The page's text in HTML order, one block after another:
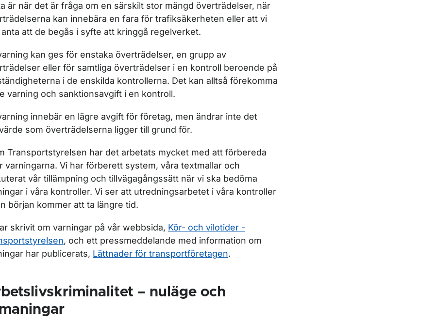
är när det är fråga om en särskilt stor mängd överträdelser, när
kan innebära en fara för trafiksäkerheten eller att vi
anta att de begås i syfte att kringgå regelverket.
kan ges för enstaka överträdelser, en grupp av
eller för samtliga överträdelser i en kontroll beroende på
i de enskilda kontrollerna. Det kan alltså förekomma
varning och sanktionsavgift i en kontroll.
innebär en lägre avgift för företag, men ändrar inte det
som överträdelserna ligger till grund för.
Transportstyrelsen har det arbetats mycket med att förbereda
varningarna. Vi har förberett system, våra textmallar och
vår tillämpning och tillvägagångssätt när vi ska bedöma
i våra kontroller. Vi ser att utredningsarbetet i våra kontroller
början kommer att ta längre tid.
skrivit om varningar på vår webbsida, Kör- och vilotider -
, och ett pressmeddelande med information om
har publicerats, Lättnader för transportföretagen.
– nuläge och